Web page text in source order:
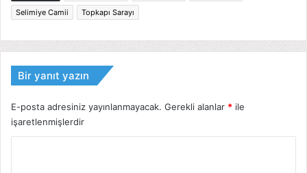
Selimiye Camii
Topkapı Sarayı
Bir yanıt yazın
E-posta adresiniz yayınlanmayacak. Gerekli alanlar * ile
işaretlenmişlerdir